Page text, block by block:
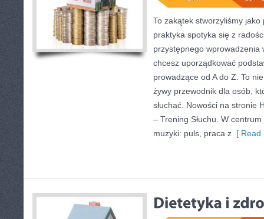
To zakątek stworzyliśmy
praktyka spotyka się z
przystępnego wprowadzenia
chcesz uporządkować
prowadzące od A do Z. To
żywy przewodnik dla osób,
słuchać. Nowości na stronie
– Trening Słuchu. W
muzyki: puls, praca z [ Read